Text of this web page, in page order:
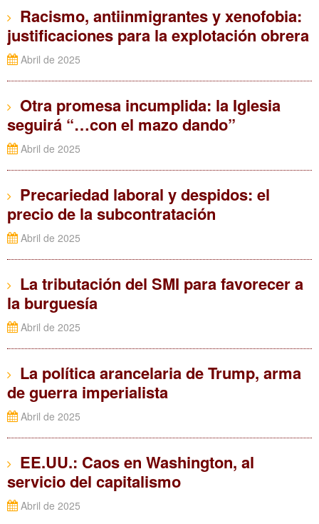
Racismo, antiinmigrantes y xenofobia:
justificaciones para la explotación obrera
Abril de 2025
Otra promesa incumplida: la Iglesia
seguirá “…con el mazo dando”
Abril de 2025
Precariedad laboral y despidos: el
precio de la subcontratación
Abril de 2025
La tributación del SMI para favorecer a
la burguesía
Abril de 2025
La política arancelaria de Trump, arma
de guerra imperialista
Abril de 2025
EE.UU.: Caos en Washington, al
servicio del capitalismo
Abril de 2025